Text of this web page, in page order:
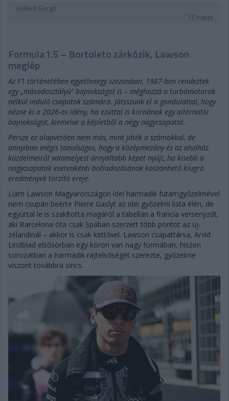
Gellérfi Gergő
12 napja
Formula1.5 – Bortoleto zárkózik, Lawson
meglép
Az F1 történetében egyetlenegy szezonban, 1987-ben rendeztek
egy „másodosztályú” bajnokságot is – méghozzá a turbómotorok
nélkül induló csapatok számára. Játsszunk el a gondolattal, hogy
nézne ki a 2026-os idény, ha ezúttal is kiírnának egy alternatív
bajnokságot, kiemelve a képletből a négy nagycsapatot.
Persze ez alapvetően nem más, mint játék a számokkal, de
annyiban mégis tanulságos, hogy a középmezőny és az alsóház
küzdelmeiről valamelyest árnyaltabb képet nyújt, ha kisebb a
nagycsapatok esetenkénti botladozásának köszönhető kiugró
eredmények torzító ereje.
Liam Lawson Magyarországon idei harmadik futamgyőzelmével
nem csupán beérte Pierre Gaslyt az idei győzelmi lista élén, de
egyúttal le is szakította magáról a tabellán a francia versenyzőt,
aki Barcelona óta csak Spában szerzett több pontot az új-
zélandinál – akkor is csak kettővel. Lawson csapattársa, Arvid
Lindblad elsősorban egy körön van nagy formában, hiszen
sorozatban a harmadik rajtelsőségét szerezte, győzelme
viszont továbbra sincs.